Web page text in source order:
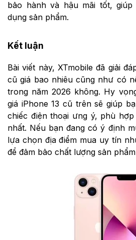
bảo hành và hậu mãi tốt,
dụng sản phẩm.
Kết luận
Bài viết này, XTmobile đã giải
cũ giá bao nhiêu cũng như có
trong năm 2026 không. Hy
giá iPhone 13 cũ trên sẽ giúp
chiếc điện thoại ưng ý, phù
nhất. Nếu bạn đang có ý định
lựa chọn địa điểm mua uy tín
để đảm bảo chất lượng sản